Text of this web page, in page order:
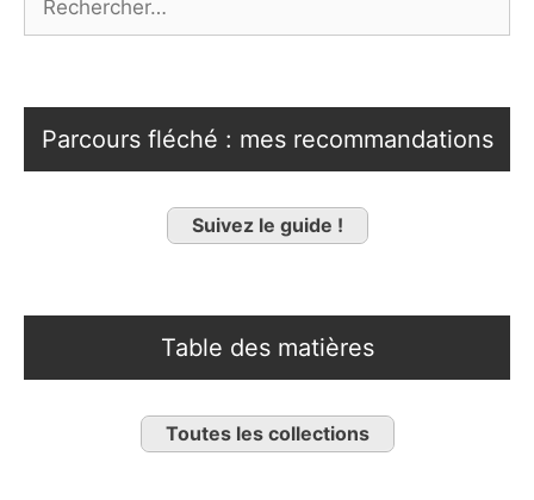
Parcours fléché : mes recommandations
Suivez le guide !
Table des matières
Toutes les collections